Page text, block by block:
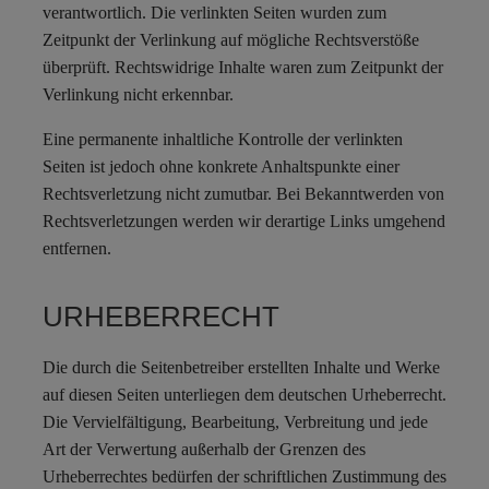
verantwortlich. Die verlinkten Seiten wurden zum
Zeitpunkt der Verlinkung auf mögliche Rechtsverstöße
überprüft. Rechtswidrige Inhalte waren zum Zeitpunkt der
Verlinkung nicht erkennbar.
Eine permanente inhaltliche Kontrolle der verlinkten
Seiten ist jedoch ohne konkrete Anhaltspunkte einer
Rechtsverletzung nicht zumutbar. Bei Bekanntwerden von
Rechtsverletzungen werden wir derartige Links umgehend
entfernen.
URHEBERRECHT
Die durch die Seitenbetreiber erstellten Inhalte und Werke
auf diesen Seiten unterliegen dem deutschen Urheberrecht.
Die Vervielfältigung, Bearbeitung, Verbreitung und jede
Art der Verwertung außerhalb der Grenzen des
Urheberrechtes bedürfen der schriftlichen Zustimmung des